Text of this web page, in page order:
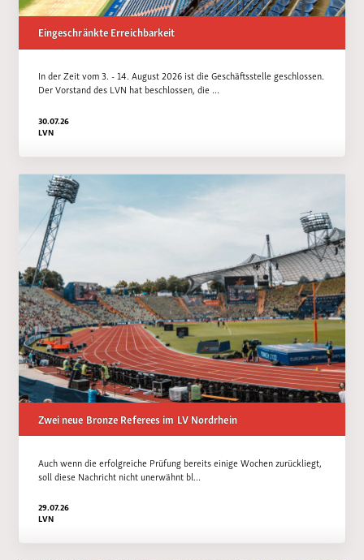
Eingeschränkte Erreichbarkeit
In der Zeit vom 3. - 14. August 2026 ist die Geschäftsstelle geschlossen.
Der Vorstand des LVN hat beschlossen, die …
30.07.26
LVN
Zwei neue Bronze Referees im LV Nordrhein
Auch wenn die erfolgreiche Prüfung bereits einige Wochen zurückliegt,
soll diese Nachricht nicht unerwähnt bl…
29.07.26
LVN